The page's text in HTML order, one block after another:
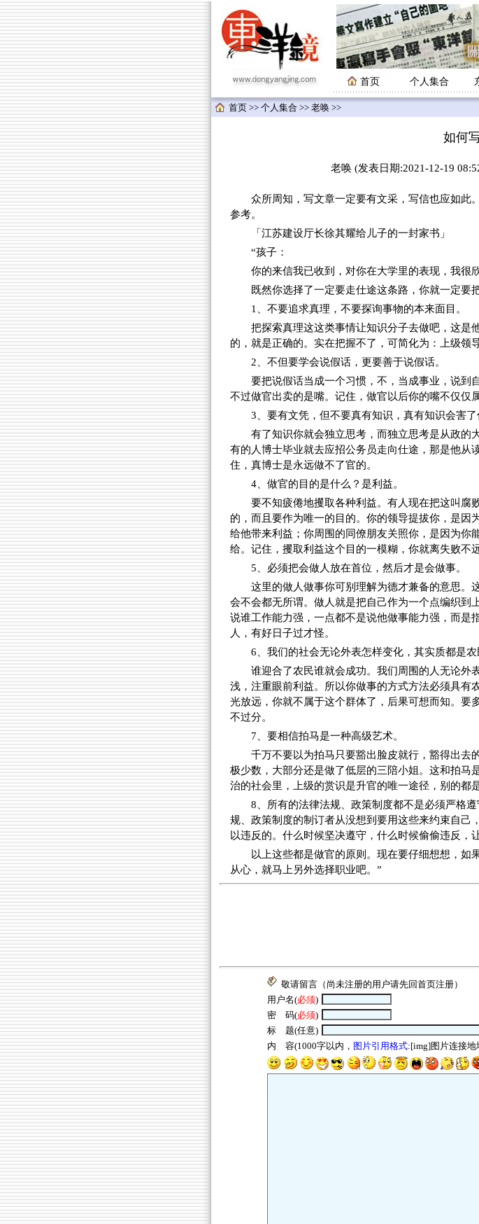
首页 个人集合
首页 >> 个人集合 >> 老唤 >>
如何
老唤 (发表日期:2021-12-19
众所周知，写文章一定要有文采，写信也应如此
参考。
「江苏建设厅长徐其耀给儿子的一封家书」
“孩子：
你的来信我已收到，对你在大学里的表现，我很
既然你选择了一定要走仕途这条路，你就一定要
1、不要追求真理，不要探询事物的本来面目。
把探索真理这这类事情让知识分子去做吧，这是
的，就是正确的。实在把握不了，可简化为：上级领
2、不但要学会说假话，更要善于说假话。
要把说假话当成一个习惯，不，当成事业，说到
不过做官出卖的是嘴。记住，做官以后你的嘴不仅仅
3、要有文凭，但不要真有知识，真有知识会害了
有了知识你就会独立思考，而独立思考是从政的
有的人博士毕业就去应招公务员走向仕途，那是他从
住，真博士是永远做不了官的。
4、做官的目的是什么？是利益。
要不知疲倦地攫取各种利益。有人现在把这叫腐
的，而且要作为唯一的目的。你的领导提拔你，是
给他带来利益；你周围的同僚朋友关照你，是因为你
给。记住，攫取利益这个目的一模糊，你就离失败不远
5、必须把会做人放在首位，然后才是会做事。
这里的做人做事你可别理解为德才兼备的意思。
会不会都无所谓。做人就是把自己作为一个点编织到
说谁工作能力强，一点都不是说他做事能力强，而是
人，有好日子过才怪。
6、我们的社会无论外表怎样变化，其实质都是农
谁迎合了农民谁就会成功。我们周围的人无论外
浅，注重眼前利益。所以你做事的方式方法必须具有
光放远，你就不属于这个群体了，后果可想而知。要
不过分。
7、要相信拍马是一种高级艺术。
千万不要以为拍马只要豁出脸皮就行，豁得出去
极少数，大部分还是做了低层的三陪小姐。这和拍马
治的社会里，上级的赏识是升官的唯一途径，别的都
8、所有的法律法规、政策制度都不是必须严格
规、政策制度的制订者从没想到要用这些来约束自己
以违反的。什么时候坚决遵守，什么时候偷偷违反，
以上这些都是做官的原则。现在要仔细想想，如
从心，就马上另外选择职业吧。”
敬请留言（尚未注册的用户请先回首页注册）
用户名(必须)
密 码(必须)
标 题(任意)
内 容(1000字以内， 图片引用格式:[img]图片连接地